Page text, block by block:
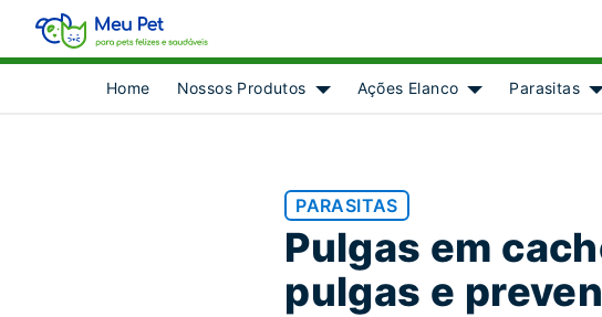
Home
Nossos Produtos
Show submenu for [object Object]
Ações Elanco
Parasitas
PARASITAS
Pulgas em
pulgas e